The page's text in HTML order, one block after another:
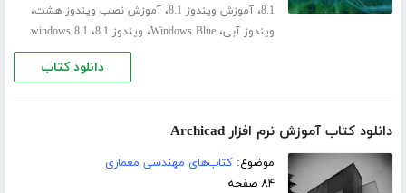
8.1،آموزش ویندوز 8.1 ،آموزش نصب ویندوز هشت،
ویندوز آبی،Windows Blue، ویندوز 8.1 ، windows 8.1
دانلود کتاب
دانلود کتاب آموزش نرم افزار Archicad
موضوع:کتاب‌های مهندسی معماری
۸۴ صفحه